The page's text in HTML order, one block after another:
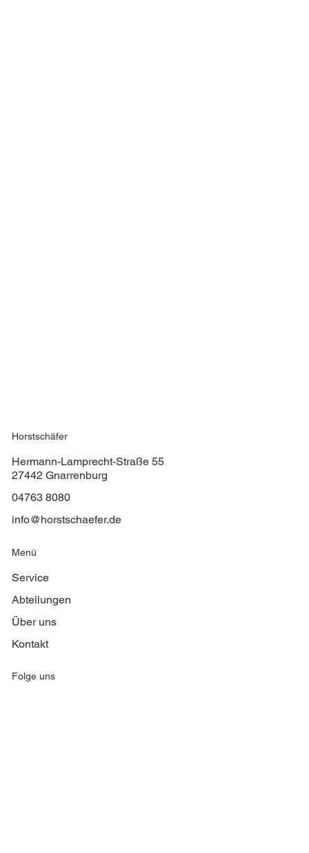
Horstschäfer
Hermann-Lamprecht-Straße 55
27442 Gnarrenburg
04763 8080
info@horstschaefer.de
Menü
Service
Abteilungen
Über uns
Kontakt
Folge uns